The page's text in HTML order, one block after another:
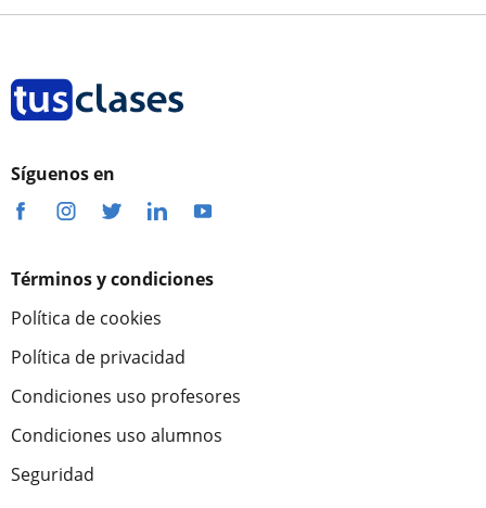
Síguenos en
Términos y condiciones
Política de cookies
Política de privacidad
Condiciones uso profesores
Condiciones uso alumnos
Seguridad